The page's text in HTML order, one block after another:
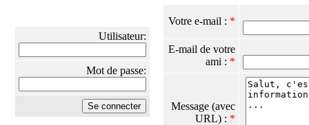
Utilisateur:
Mot de passe:
Votre e-mail : *
E-mail de votre
ami : *
Message (avec
URL) : *